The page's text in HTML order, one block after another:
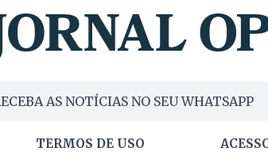
AS NOTÍCIAS NO SEU WHATSAPP
TERMOS DE USO